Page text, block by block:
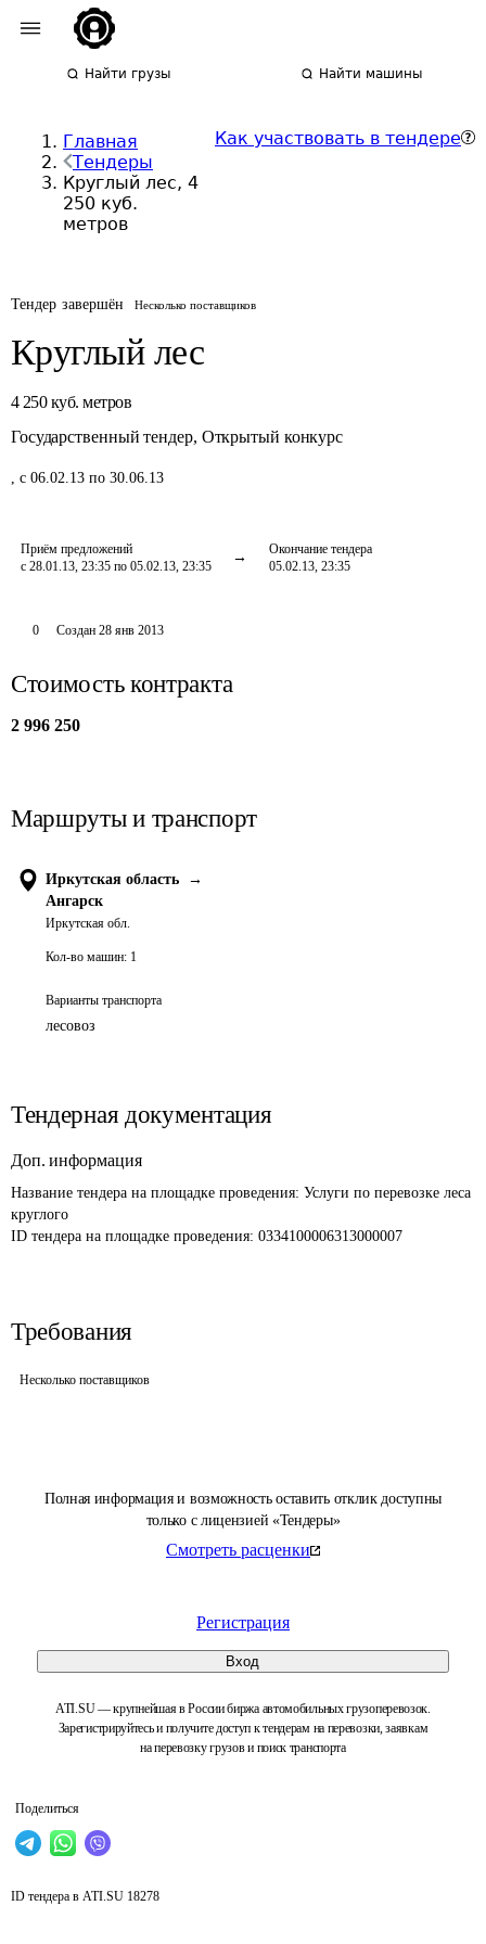
Найти грузы Найти машины
Главная
Тендеры
Круглый лес, 4
250 куб.
метров
Как участвовать в тендере
Тендер завершён Несколько поставщиков
Круглый лес
4 250 куб. метров
Государственный тендер, Открытый конкурс
, с 06.02.13 по 30.06.13
Приём предложений
с 28.01.13, 23:35 по 05.02.13, 23:35
Окончание тендера
05.02.13, 23:35
Полная информация и возможность оставить отклик доступны
только с лицензией «Тендеры»
Смотреть расценки
Регистрация
Вход
ATI.SU — крупнейшая в России биржа автомобильных грузоперевозок.
Зарегистрируйтесь и получите доступ к тендерам на перевозки, заявкам
на перевозку грузов и поиск транспорта
Поделиться
0 Создан 28 янв 2013
Стоимость контракта
2 996 250
Маршруты и транспорт
Иркутская область
→
Ангарск
Иркутская обл.
Кол-во машин: 1
Варианты транспорта
лесовоз
Тендерная документация
Доп. информация
Название тендера на площадке проведения: Услуги по перевозке леса
круглого
ID тендера на площадке проведения: 0334100006313000007
Требования
Несколько поставщиков
ID тендера в ATI.SU 18278